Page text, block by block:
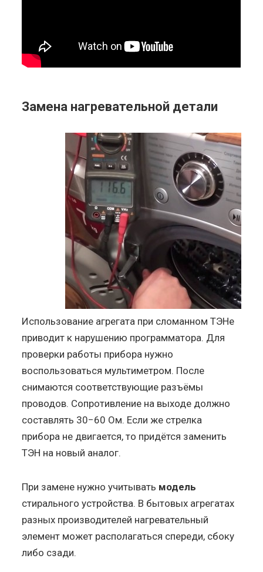
Замена нагревательной детали
Использование агрегата при сломанном ТЭНе
приводит к нарушению программатора. Для
проверки работы прибора нужно
воспользоваться мультиметром. После
снимаются соответствующие разъёмы
проводов. Сопротивление на выходе должно
составлять 30−60 Ом. Если же стрелка
прибора не двигается, то придётся заменить
ТЭН на новый аналог.
При замене нужно учитывать модель
стирального устройства. В бытовых агрегатах
разных производителей нагревательный
элемент может располагаться спереди, сбоку
либо сзади.